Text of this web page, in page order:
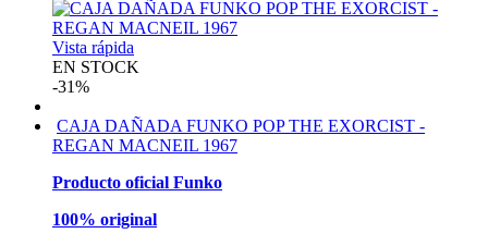
Vista rápida
EN STOCK
-31%
CAJA DAÑADA FUNKO POP THE EXORCIST -
REGAN MACNEIL 1967
Producto oficial Funko
100% original